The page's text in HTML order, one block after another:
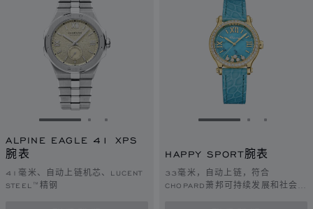
转到幻灯片 1转到幻灯片 2
转到幻灯片 3
ALPINE EAGLE 41 XPS
腕表
41毫米、自动上链机芯、LUCENT
STEEL™精钢
转到幻灯片 1转到幻灯
转到幻
HAPPY SPORT腕表
33毫米，自动上链，符合
CHOPARD萧邦可持续发展和社会责